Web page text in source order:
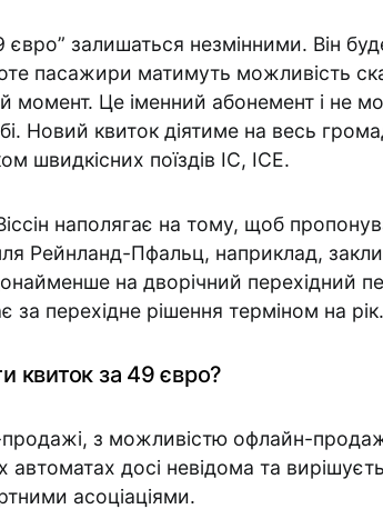
євро” залишаться незмінними. Він
пасажири матимуть можливість
момент. Це іменний абонемент і не
Новий квиток діятиме на весь
швидкісних поїздів IC, ICE.
наполягає на тому, щоб
Рейнланд-Пфальц, наприклад,
на дворічний перехідний
за перехідне рішення терміном на рік.
квиток за 49 євро?
з можливістю офлайн-
автоматах досі невідома та
асоціаціями.